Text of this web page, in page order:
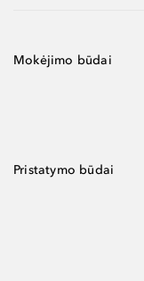
Mokėjimo būdai
Pristatymo būdai